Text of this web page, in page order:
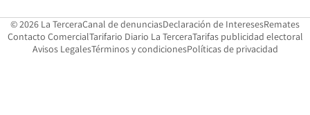
© 2026 La TerceraCanal de denunciasOpens in new window
Declaración de InteresesOpens in
Remates
Contacto ComercialOpens in new window
Tarifario Diario La TerceraOpens in new window
Tarifas publicidad electoral
Avisos LegalesOpens in new window
Términos y condicionesPolíticas de privacidad